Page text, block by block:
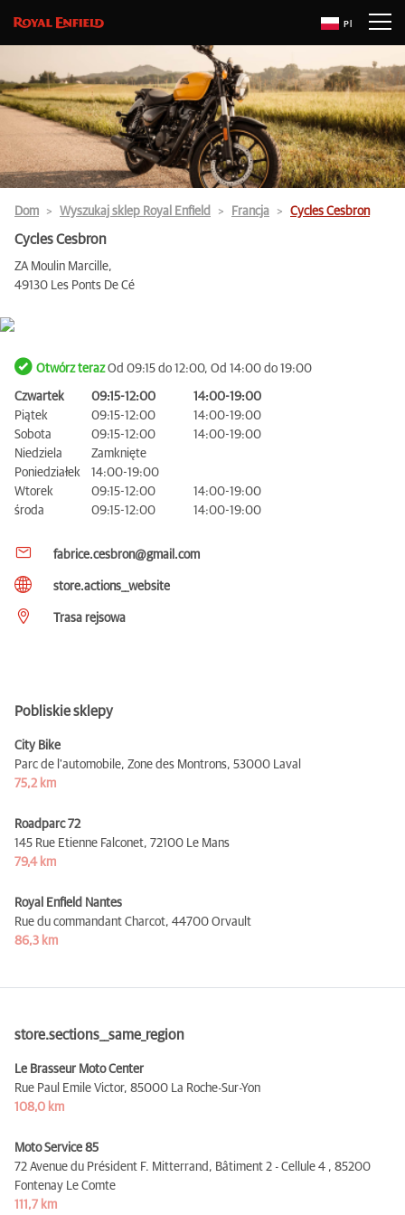
Pl
Dom Wyszukaj sklep Royal Enfield Francja Cycles Cesbron
Cycles Cesbron
ZA Moulin Marcille,
49130 Les Ponts De Cé
Otwórz terazOd 09:15 do 12:00, Od 14:00 do 19:00
Czwartek 09:15-12:00
14:00-19:00
Piątek
09:15-12:00
14:00-19:00
Sobota
09:15-12:00
14:00-19:00
Niedziela
Zamknięte
Poniedziałek
14:00-19:00
Wtorek
09:15-12:00
14:00-19:00
środa
09:15-12:00 14:00-19:00
fabrice.cesbron@gmail.com
store.actions__website
Trasa rejsowa
Pobliskie sklepy
City Bike
Parc de l'automobile, Zone des Montrons, 53000 Laval
75,2 km
Roadparc 72
145 Rue Etienne Falconet, 72100 Le Mans
79,4 km
Royal Enfield Nantes
Rue du commandant Charcot, 44700 Orvault
86,3 km
store.sections__same_region
Le Brasseur Moto Center
Rue Paul Emile Victor, 85000 La Roche-Sur-Yon
108,0 km
Moto Service 85
72 Avenue du Président F. Mitterrand, Bâtiment 2 - Cellule 4 , 85200
Fontenay Le Comte
111,7 km